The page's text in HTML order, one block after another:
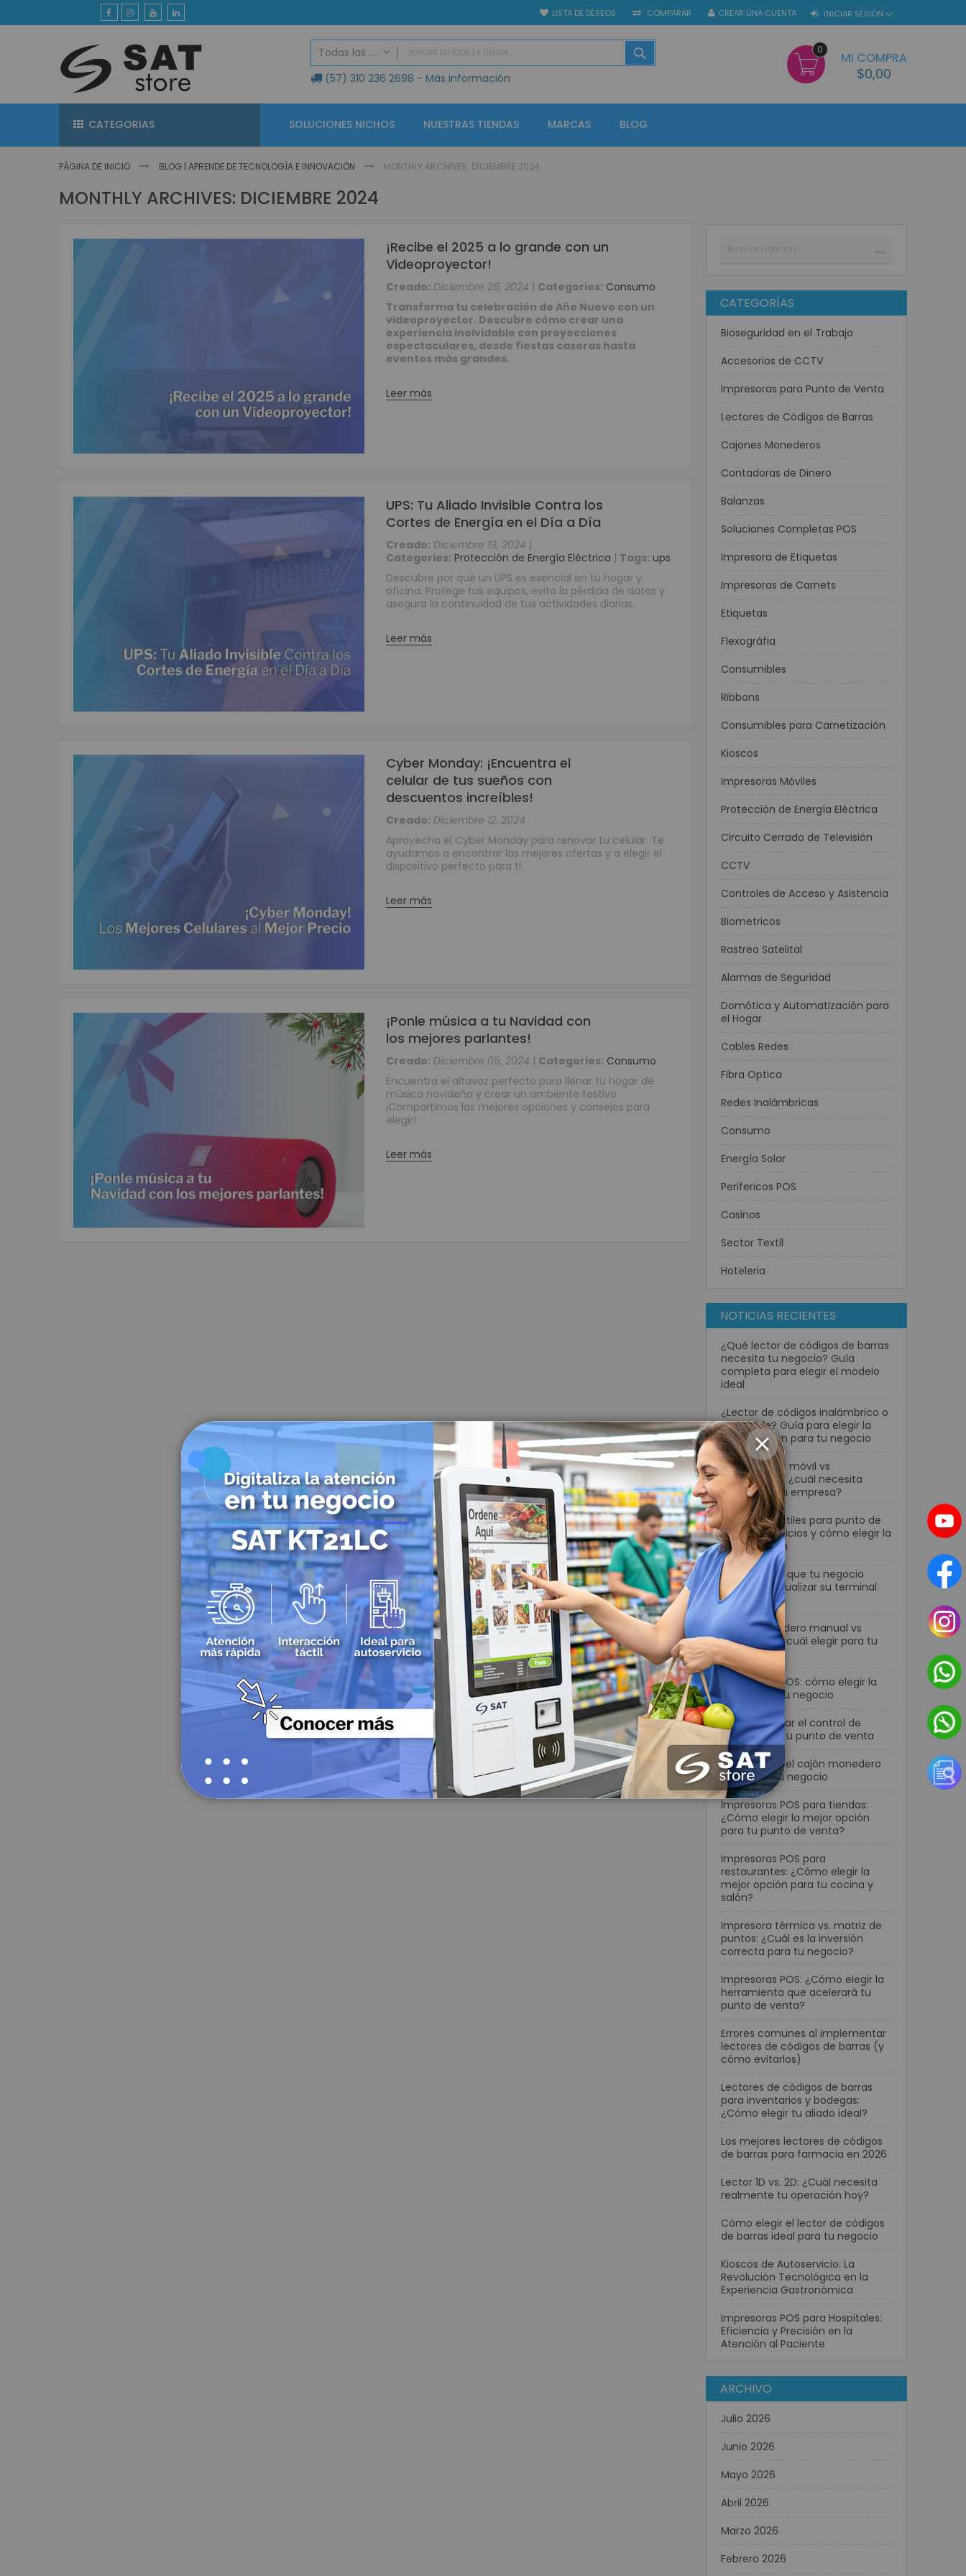
contenido
LISTA DE DESEOS COMPARAR INICIAR SESIÓN
CREAR UNA CUENTA
Todas las categorias
TODAS LAS CATEGORIAS
Seguridad Electrónica
Vídeo Porteros
IP
Análogo
Alarmas
Accesorios Control de Acceso
Lectores de Huella Biométricos
CCTV KIT Soluciones
CCTV Circuito Cerrado de Televisión
Circuito cerrado de televisión - Grabadores (CCTV)
Grabadores Análogo - Penta hibrido HD
Grabadores IP - NVR
Circuito cerrado de televisión - Cámaras (CCTV)
Cámaras Análogas 4 en 1 HD
Cámaras Móviles
Cámaras Wifi
Accesorios para CCTV
Paneles
Domótica y Automatización
Protección de Energía
Reguladores
Baterías
Rollos de papel
Ribbons o Cintas
Brazaletes de Identificación
Kits de Limpieza
Soluciones Móviles
Terminales Móviles
Punto de Venta POS
Cajones Monederos
Cajas Registradoras
Llamadores
Teclados Programables
Lectores de Banda Magnética
Impresoras para Punto de Venta POS
Impresoras Matriz de Punto
Impresoras Térmicas
Contadoras y Detectoras de Dinero
Detectores de Billetes
Energía Solar
Controladoras
Paneles Solares
Baterías Solares
Inversores Solares
UPS Solares
Identificación y Marcación
Impresoras de Carnet
Impresoras de Etiquetas
Impresoras de etiquetas para escritorio
Impresoras de etiquetas industriales
Impresoras de etiquetas semi industriales
Impresoras para Manillas
Accesorios para Impresoras de Etiquetas
Cableado y Conectividad
Cableado Estructurado
Cable UTP Categoría 5
Patch Cord
Cable UTP Categoría 6
Cable UTP Categoría 7
(57) 310 236 2698 - Más información
MI COMPRA
$0,00
0
CATEGORIAS SOLUCIONES NICHOS NUESTRAS TIENDAS MARCAS BLOG
PÁGINA DE INICIO BLOG | APRENDE DE TECNOLOGÍA E INNOVACIÓN MONTHLY ARCHIVES: DICIEMBRE 2024
MONTHLY ARCHIVES: DICIEMBRE 2024
¡Recibe el 2025 a lo grande con un
Videoproyector!
Creado: Diciembre 26, 2024 | Categories: Consumo
Transforma tu celebración de Año Nuevo con un
videoproyector. Descubre cómo crear una
experiencia inolvidable con proyecciones
espectaculares, desde fiestas caseras hasta
eventos más grandes.
Leer más
UPS: Tu Aliado Invisible Contra los
Cortes de Energía en el Día a Día
Creado: Diciembre 19, 2024 |
Categories: Protección de Energía Eléctrica | Tags: ups
Descubre por qué un UPS es esencial en tu hogar y
oficina. Protege tus equipos, evita la pérdida de datos y
asegura la continuidad de tus actividades diarias.
Leer más
Cyber Monday: ¡Encuentra el
celular de tus sueños con
descuentos increíbles!
Creado: Diciembre 12, 2024
Aprovecha el Cyber Monday para renovar tu celular. Te
ayudamos a encontrar las mejores ofertas y a elegir el
dispositivo perfecto para ti.
Leer más
¡Ponle música a tu Navidad con
los mejores parlantes!
Creado: Diciembre 05, 2024 | Categories: Consumo
Encuentra el altavoz perfecto para llenar tu hogar de
música navideña y crear un ambiente festivo.
¡Compartimos las mejores opciones y consejos para
elegir!
Leer más
CATEGORÍAS
Bioseguridad en el Trabajo
Accesorios de CCTV
Impresoras para Punto de Venta
Lectores de Códigos de Barras
Cajones Monederos
Contadoras de Dinero
Balanzas
Soluciones Completas POS
Impresora de Etiquetas
Impresoras de Carnets
Etiquetas
Flexográfia
Consumibles
Ribbons
Consumibles para Carnetización
Kioscos
Impresoras Móviles
Protección de Energía Eléctrica
Circuito Cerrado de Televisión
CCTV
Controles de Acceso y Asistencia
Biometricos
Rastreo Satelital
Alarmas de Seguridad
Domótica y Automatización para
el Hogar
Cables Redes
Fibra Optica
Redes Inalámbricas
Consumo
Energía Solar
Perifericos POS
Casinos
Sector Textil
Hoteleria
NOTICIAS RECIENTES
¿Qué lector de códigos de barras
necesita tu negocio? Guía
completa para elegir el modelo
ideal
¿Lector de códigos inalámbrico o
con cable? Guía para elegir la
mejor opción para tu negocio
Computador móvil vs
smartphone: ¿cuál necesita
realmente tu empresa?
Pantallas táctiles para punto de
venta: beneficios y cómo elegir la
mejor opción
7 señales de que tu negocio
necesita actualizar su terminal
POS
Cajón monedero manual vs
automático: cuál elegir para tu
negocio
Terminales POS: cómo elegir la
mejor para tu negocio
Cómo mejorar el control de
efectivo en tu punto de venta
Cómo elegir el cajón monedero
ideal para tu negocio
Impresoras POS para tiendas:
¿Cómo elegir la mejor opción
para tu punto de venta?
Impresoras POS para
restaurantes: ¿Cómo elegir la
mejor opción para tu cocina y
salón?
Impresora térmica vs. matriz de
puntos: ¿Cuál es la inversión
correcta para tu negocio?
Impresoras POS: ¿Cómo elegir la
herramienta que acelerará tu
punto de venta?
Errores comunes al implementar
lectores de códigos de barras (y
cómo evitarlos)
Lectores de códigos de barras
para inventarios y bodegas:
¿Cómo elegir tu aliado ideal?
Los mejores lectores de códigos
de barras para farmacia en 2026
Lector 1D vs. 2D: ¿Cuál necesita
realmente tu operación hoy?
Cómo elegir el lector de códigos
de barras ideal para tu negocio
Kioscos de Autoservicio: La
Revolución Tecnológica en la
Experiencia Gastronómica
Impresoras POS para Hospitales:
Eficiencia y Precisión en la
Atención al Paciente
ARCHIVO
Julio 2026
Junio 2026
Mayo 2026
Abril 2026
Marzo 2026
Febrero 2026
CLOSE